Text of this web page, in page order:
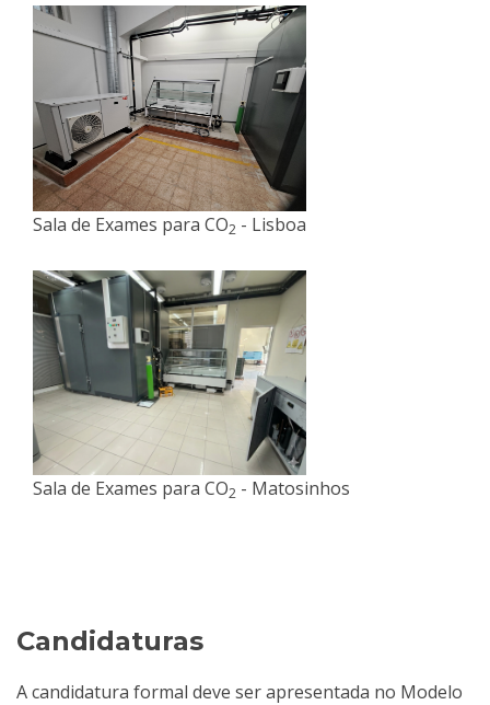
Sala de Exames para CO2 - Lisboa
Sala de Exames para CO2 - Matosinhos
Candidaturas
A candidatura formal deve ser apresentada no Modelo